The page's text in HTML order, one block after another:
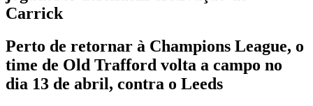
Carrick
Perto de retornar à Champions League, o
time de Old Trafford volta a campo no
dia 13 de abril, contra o Leeds